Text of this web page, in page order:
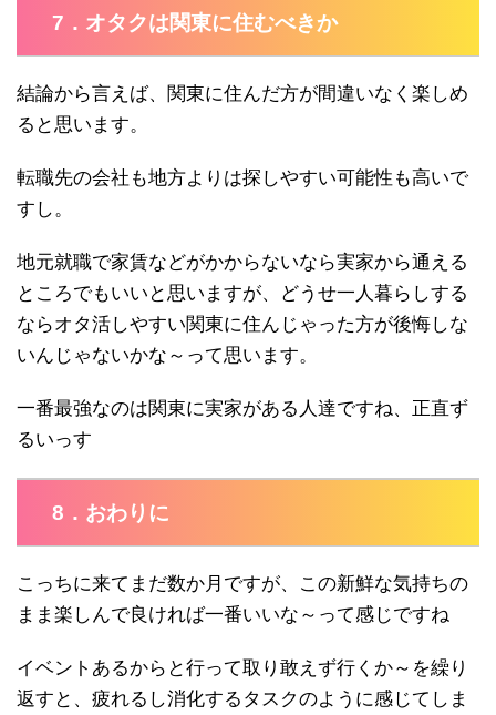
7．オタクは関東に住むべきか
結論から言えば、関東に住んだ方が間違いなく楽しめ
ると思います。
転職先の会社も地方よりは探しやすい可能性も高いで
すし。
地元就職で家賃などがかからないなら実家から通える
ところでもいいと思いますが、どうせ一人暮らしする
ならオタ活しやすい関東に住んじゃった方が後悔しな
いんじゃないかな～って思います。
一番最強なのは関東に実家がある人達ですね、正直ず
るいっす
8．おわりに
こっちに来てまだ数か月ですが、この新鮮な気持ちの
まま楽しんで良ければ一番いいな～って感じですね
イベントあるからと行って取り敢えず行くか～を繰り
返すと、疲れるし消化するタスクのように感じてしま